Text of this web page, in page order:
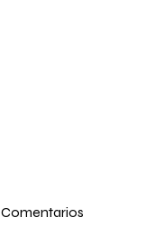
Comentarios